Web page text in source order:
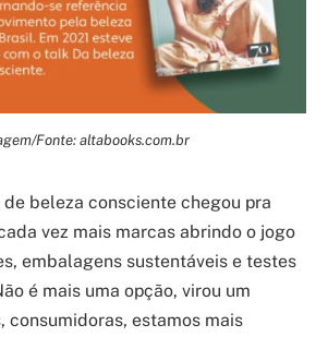
Fonte: altabooks.com.br
de beleza consciente chegou pra
vez mais marcas abrindo o jogo
embalagens sustentáveis e testes
é mais uma opção, virou um
consumidoras, estamos mais